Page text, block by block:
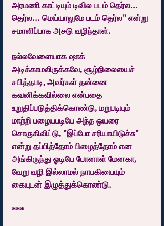
அரமணி காட்டியும் டிவில படம் தெர்ல...
தெர்ல... மெய்யாலுமே படம் தெர்ல" என்று
சமாளிப்பாக அசடு வழிந்தாள்.
நல்லவேளையாக ஷாக்
அடிக்காமலிருக்கவே, சூழ்நிலையைச்
சபித்தபடி, அவர்கள் தன்னை
கவனிக்கவில்லை என்பதை
உறுதிப்படுத்திக்கொண்டு, மறுபடியும்
மாற்றி பழையபடியே அந்த ஒயரை
சொருகிவிட்டு, "இப்போ சரியாயிடுச்சு"
என்று தப்பித்தோம் பிழைத்தோம் என
அங்கிருந்து ஓடியே போனாள் மேனகா,
வேறு வழி இல்லாமல் நாயகியையும்
கையுடன் இழுத்துக்கொண்டு.
***